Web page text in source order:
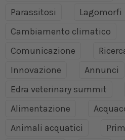
Parassitosi
Lagomorfi
Cambiamento climatico
Comunicazione
Innovazione
Annunci
Edra veterinary summit
Alimentazione
Animali acquatici